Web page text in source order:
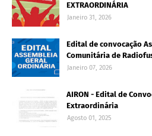
EXTRAORDINÁRIA
Janeiro 31, 2026
Edital de convocação
Comunitária de
Janeiro 07, 2026
AIRON - Edital de
Extraordinária
Agosto 01, 2025